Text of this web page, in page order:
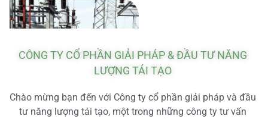
CÔNG TY CỔ PHẦN GIẢI PHÁP & ĐẦU TƯ NĂNG
LƯỢNG TÁI TẠO
Chào mừng bạn đến với Công ty cổ phần giải pháp và đầu
tư năng lượng tái tạo, một trong những công ty tư vấn